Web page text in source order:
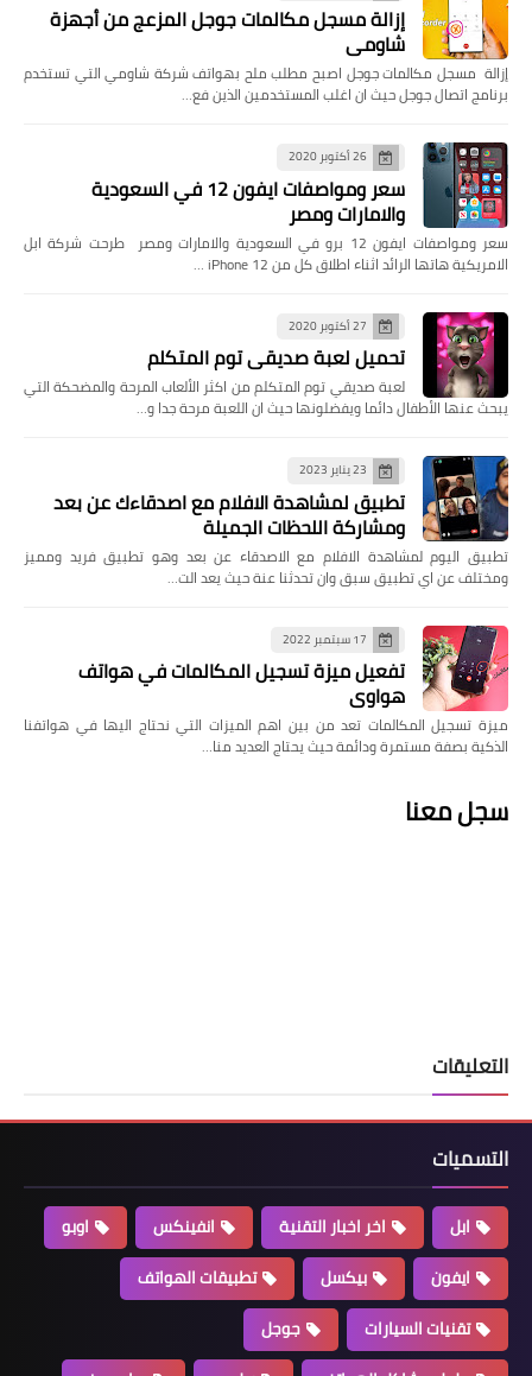
إزالة مسجل مكالمات جوجل المزعج من أجهزة
شاومي
إزالة مسجل مكالمات جوجل اصبح مطلب ملح بهواتف شركة شاومي التي تستخدم
برنامج اتصال جوجل حيث ان اغلب المستخدمين الذين فع…
26 أكتوبر 2020
سعر ومواصفات ايفون 12 في السعودية
والامارات ومصر
سعر ومواصفات ايفون 12 برو في السعودية والامارات ومصر طرحت شركة ابل
الامريكية هاتها الرائد اثناء اطلاق كل من iPhone 12 …
27 أكتوبر 2020
تحميل لعبة صديقي توم المتكلم
لعبة صديقي توم المتكلم من اكثر الألعاب المرحة والمضحكة التي
يبحث عنها الأطفال دائما ويفضلونها حيث ان اللعبة مرحة جدا و…
23 يناير 2023
تطبيق لمشاهدة الافلام مع اصدقاءك عن بعد
ومشاركة اللحظات الجميلة
تطبيق اليوم لمشاهدة الافلام مع الاصدقاء عن بعد وهو تطبيق فريد ومميز
ومختلف عن اي تطبيق سبق وان تحدثنا عنة حيث يعد الت…
17 سبتمبر 2022
تفعيل ميزة تسجيل المكالمات في هواتف
هواوي
ميزة تسجيل المكالمات تعد من بين اهم الميزات التي نحتاج اليها في هواتفنا
الذكية بصفة مستمرة ودائمة حيث يحتاج العديد منا…
سجل معنا
التعليقات
التسميات
ابل اخر اخبار التقنية انفينكس
اوبو
ايفون
بيكسل
تطبيقات الهواتف
تقنيات السيارات
جوجل